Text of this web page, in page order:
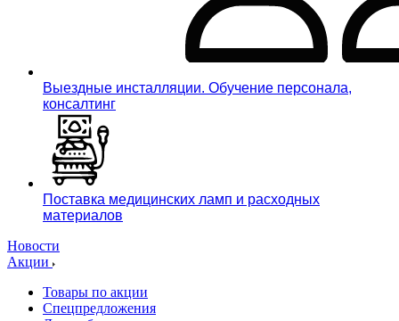
Выездные инсталляции. Обучение персонала,
консалтинг
Поставка медицинских ламп и расходных
материалов
Новости
Акции
Товары по акции
Спецпредложения